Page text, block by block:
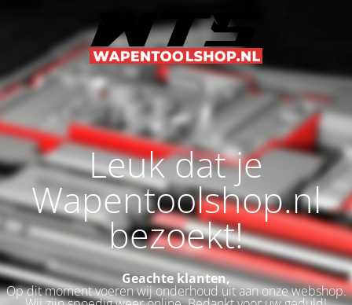
Leuk dat je
Wapentoolshop.nl
bezoekt!
Geachte klanten,
Op dit moment voeren wij onderhoud uit aan onze webshop.